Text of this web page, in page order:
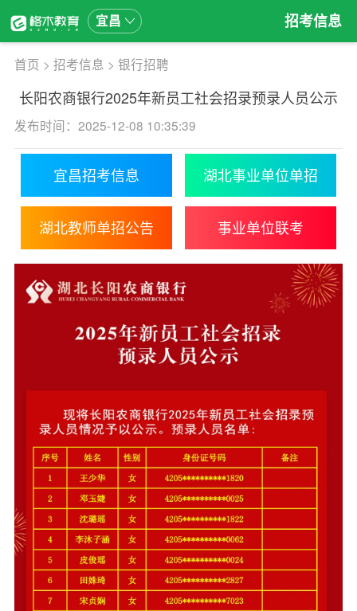
宜昌 招考信息
首页 > 招考信息 > 银行招聘
长阳农商银行2025年新员工社会招录预录人员公示
发布时间：2025-12-08 10:35:39
宜昌招考信息 湖北事业单位单招
湖北教师单招公告 事业单位联考